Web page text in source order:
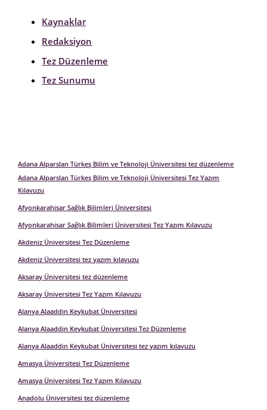
Kaynaklar
Redaksiyon
Tez Düzenleme
Tez Sunumu
Adana Alparslan Türkeş Bilim ve Teknoloji Üniversitesi tez düzenleme
Adana Alparslan Türkeş Bilim ve Teknoloji Üniversitesi Tez Yazım
Kılavuzu
Afyonkarahisar Sağlık Bilimleri Üniversitesi
Afyonkarahisar Sağlık Bilimleri Üniversitesi Tez Yazım Kılavuzu
Akdeniz Üniversitesi Tez Düzenleme
Akdeniz Üniversitesi tez yazım kılavuzu
Aksaray Üniversitesi tez düzenleme
Aksaray Üniversitesi Tez Yazım Kılavuzu
Alanya Alaaddin Keykubat Üniversitesi
Alanya Alaaddin Keykubat Üniversitesi Tez Düzenleme
Alanya Alaaddin Keykubat Üniversitesi tez yazım kılavuzu
Amasya Üniversitesi Tez Düzenleme
Amasya Üniversitesi Tez Yazım Kılavuzu
Anadolu Üniversitesi tez düzenleme